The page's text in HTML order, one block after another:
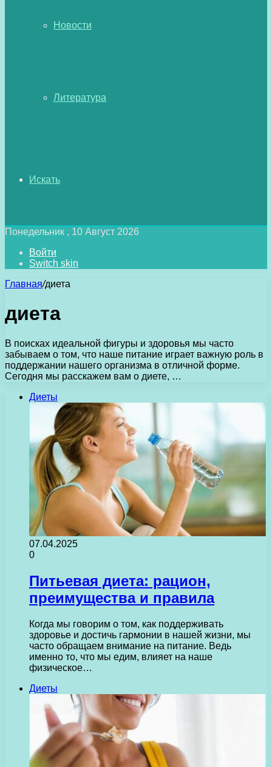
Новости
Литература
Искать
Понедельник , 10 Август 2026
Войти
Switch skin
Главная/диета
диета
В поисках идеальной фигуры и здоровья мы часто
забываем о том, что наше питание играет важную роль в
поддержании нашего организма в отличной форме.
Сегодня мы расскажем вам о диете, …
Диеты
07.04.2025
0
Питьевая диета: рацион,
преимущества и правила
Когда мы говорим о том, как поддерживать
здоровье и достичь гармонии в нашей жизни, мы
часто обращаем внимание на питание. Ведь
именно то, что мы едим, влияет на наше
физическое…
Диеты